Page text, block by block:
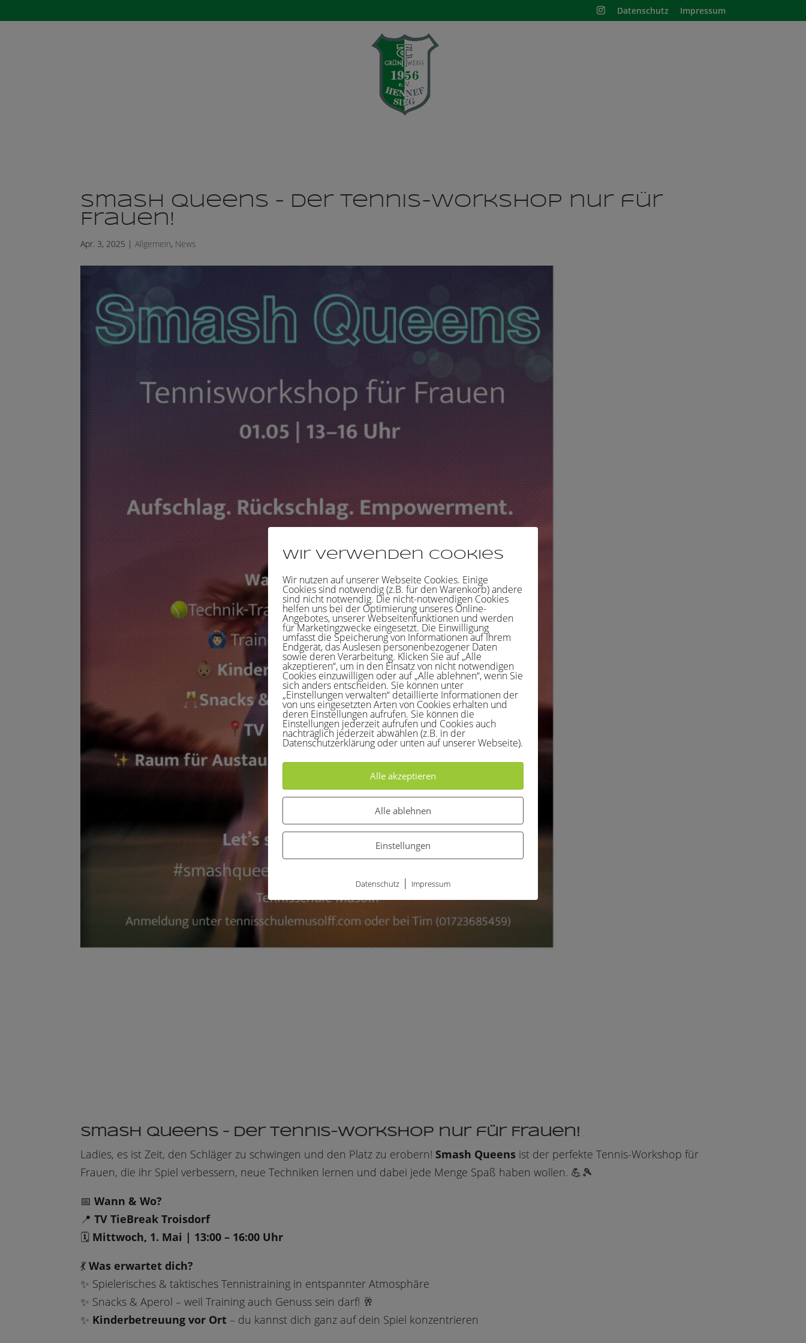
Datenschutz Impressum
Smash Queens – Der Tennis-Workshop nur für
Frauen!
Apr. 3, 2025 |Allgemein, News
Smash Queens – Der Tennis-Workshop nur für Frauen!
Ladies, es ist Zeit, den Schläger zu schwingen und den Platz zu erobern! Smash Queens ist der perfekte Tennis-Workshop für
Frauen, die ihr Spiel verbessern, neue Techniken lernen und dabei jede Menge Spaß haben wollen. 💪🎾
📅Wann & Wo?
📍TV TieBreak Troisdorf
🗓 Mittwoch, 1. Mai | 13:00 – 16:00 Uhr
💃Was erwartet dich?
✨ Spielerisches & taktisches Tennistraining in entspannter Atmosphäre
✨ Snacks & Aperol – weil Training auch Genuss sein darf! 🥂
✨ Kinderbetreuung vor Ort – du kannst dich ganz auf dein Spiel konzentrieren
Wir verwenden Cookies
Wir nutzen auf unserer Webseite Cookies. Einige
Cookies sind notwendig (z.B. für den Warenkorb) andere
sind nicht notwendig. Die nicht-notwendigen Cookies
helfen uns bei der Optimierung unseres Online-
Angebotes, unserer Webseitenfunktionen und werden
für Marketingzwecke eingesetzt. Die Einwilligung
umfasst die Speicherung von Informationen auf Ihrem
Endgerät, das Auslesen personenbezogener Daten
sowie deren Verarbeitung. Klicken Sie auf „Alle
akzeptieren“, um in den Einsatz von nicht notwendigen
Cookies einzuwilligen oder auf „Alle ablehnen“, wenn Sie
sich anders entscheiden. Sie können unter
„Einstellungen verwalten“ detaillierte Informationen der
von uns eingesetzten Arten von Cookies erhalten und
deren Einstellungen aufrufen. Sie können die
Einstellungen jederzeit aufrufen und Cookies auch
nachträglich jederzeit abwählen (z.B. in der
Datenschutzerklärung oder unten auf unserer Webseite).
Alle akzeptieren
Alle ablehnen
Einstellungen
Datenschutz | Impressum